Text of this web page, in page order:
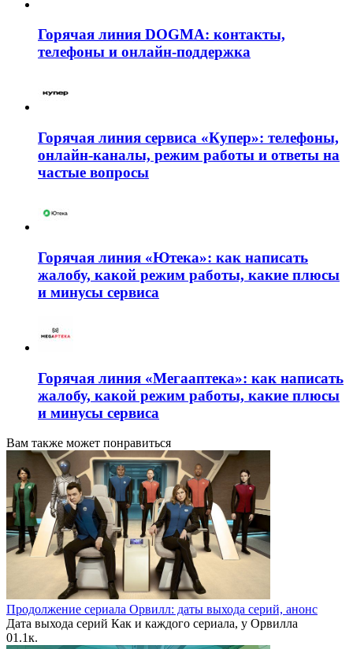
Горячая линия DOGMA: контакты,
телефоны и онлайн-поддержка
Горячая линия сервиса «Купер»: телефоны,
онлайн-каналы, режим работы и ответы на
частые вопросы
Горячая линия «Ютека»: как написать
жалобу, какой режим работы, какие плюсы
и минусы сервиса
Горячая линия «Мегааптека»: как написать
жалобу, какой режим работы, какие плюсы
и минусы сервиса
Вам также может понравиться
Продолжение сериала Орвилл: даты выхода серий, анонс
Дата выхода серий Как и каждого сериала, у Орвилла
01.1к.